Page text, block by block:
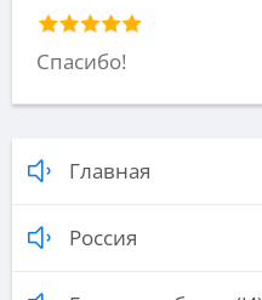
Спасибо!
Главная
Россия